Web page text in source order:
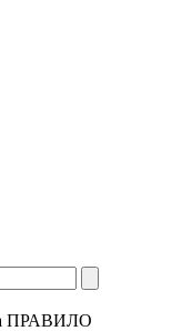
ПРАВИЛО